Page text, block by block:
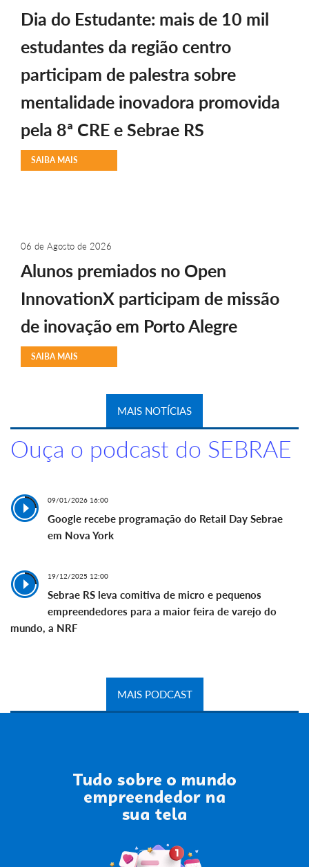
Dia do Estudante: mais de 10 mil
estudantes da região centro
participam de palestra sobre
mentalidade inovadora promovida
pela 8ª CRE e Sebrae RS
SAIBA MAIS
06 de Agosto de 2026
Alunos premiados no Open
InnovationX participam de missão
de inovação em Porto Alegre
SAIBA MAIS
MAIS NOTÍCIAS
Ouça o podcast do SEBRAE
09/01/2026 16:00
Google recebe programação do Retail Day Sebrae
em Nova York
19/12/2025 12:00
Sebrae RS leva comitiva de micro e pequenos
empreendedores para a maior feira de varejo do
mundo, a NRF
MAIS PODCAST